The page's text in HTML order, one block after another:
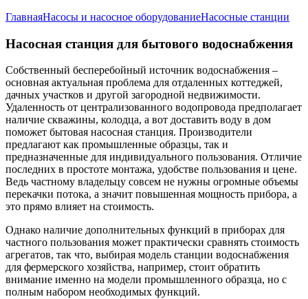
ГлавнаяНасосы и насосное оборудованиеНасосные станции
Насосная станция для бытового водоснабжения
Собственный бесперебойный источник водоснабжения –
основная актуальная проблема для отдаленных коттеджей,
дачных участков и другой загородной недвижимости.
Удаленность от централизованного водопровода предполагает
наличие скважины, колодца, а вот доставить воду в дом
поможет бытовая насосная станция. Производители
предлагают как промышленные образцы, так и
предназначенные для индивидуального пользования. Отличие
последних в простоте монтажа, удобстве пользования и цене.
Ведь частному владельцу совсем не нужны огромные объемы
перекачки потока, а значит повышенная мощность прибора, а
это прямо влияет на стоимость.
Однако наличие дополнительных функций в приборах для
частного пользования может практически сравнять стоимость
агрегатов, так что, выбирая модель станции водоснабжения
для фермерского хозяйства, например, стоит обратить
внимание именно на модели промышленного образца, но с
полным набором необходимых функций.